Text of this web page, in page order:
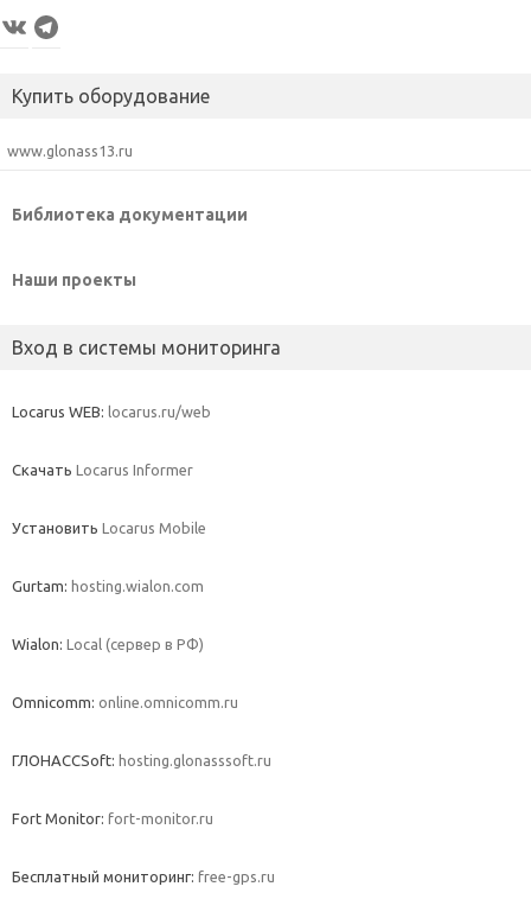
VK Telegram
Купить оборудование
www.glonass13.ru
Библиотека документации
Наши проекты
Вход в системы мониторинга
Locarus WEB: locarus.ru/web
Скачать Locarus Informer
Установить Locarus Mobile
Gurtam: hosting.wialon.com
Wialon: Local (сервер в РФ)
Omnicomm: online.omnicomm.ru
ГЛОНАССSoft: hosting.glonasssoft.ru
Fort Monitor: fort-monitor.ru
Бесплатный мониторинг: free-gps.ru